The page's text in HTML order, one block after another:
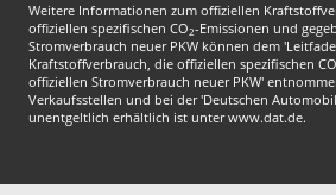
Weitere Informationen zum offiziellen
offiziellen spezifischen CO2-Emissionen und
Stromverbrauch neuer PKW können dem
Kraftstoffverbrauch, die offiziellen spezifischen CO
offiziellen Stromverbrauch neuer PKW'
Verkaufsstellen und bei der 'Deutschen
unentgeltlich erhältlich ist unter www.dat.de.